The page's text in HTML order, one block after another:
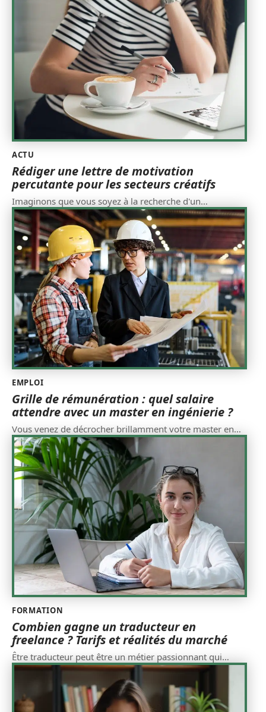
ACTU
Rédiger une lettre de motivation
percutante pour les secteurs créatifs
Imaginons que vous soyez à la recherche d'un…
EMPLOI
Grille de rémunération : quel salaire
attendre avec un master en ingénierie ?
Vous venez de décrocher brillamment votre master en…
FORMATION
Combien gagne un traducteur en
freelance ? Tarifs et réalités du marché
Être traducteur peut être un métier passionnant qui…